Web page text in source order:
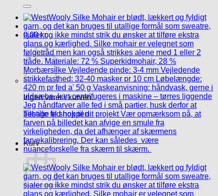
efter:
0,00kr.
Ingen varer i kurven.
Tilbage til shoppen
Kurv